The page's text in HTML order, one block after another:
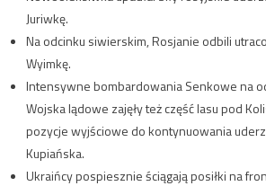
Juriwkę.
Na odcinku siwierskim, Rosjanie odbili
Wyimkę.
Intensywne bombardowania Senkowe na
Wojska lądowe zajęły też część lasu pod
pozycje wyjściowe do kontynuowania
Kupiańska.
Ukraińcy pospiesznie ściągają posiłki na